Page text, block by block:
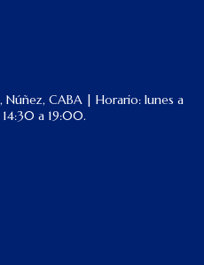
Núñez, CABA | Horario: lunes a
a 19:00.